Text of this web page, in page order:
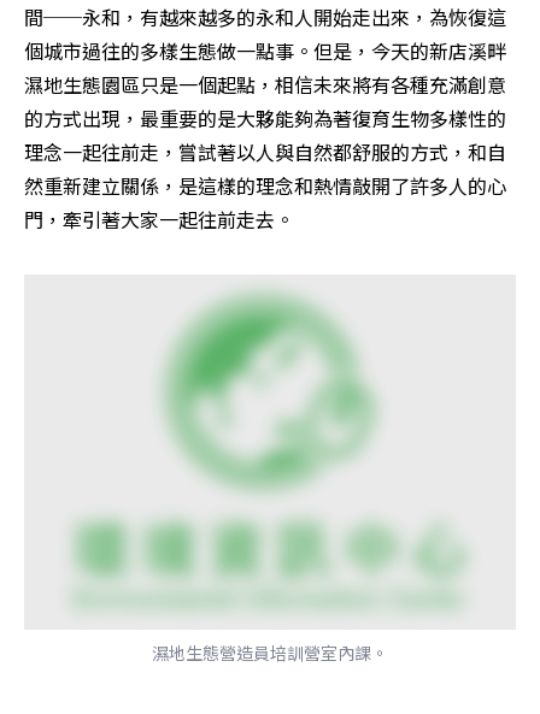
間──永和，有越來越多的永和人開始走出來，為恢復這
個城市過往的多樣生態做一點事。但是，今天的新店溪畔
濕地生態園區只是一個起點，相信未來將有各種充滿創意
的方式出現，最重要的是大夥能夠為著復育生物多樣性的
理念一起往前走，嘗試著以人與自然都舒服的方式，和自
然重新建立關係，是這樣的理念和熱情敲開了許多人的心
門，牽引著大家一起往前走去。
濕地生態營造員培訓營室內課。